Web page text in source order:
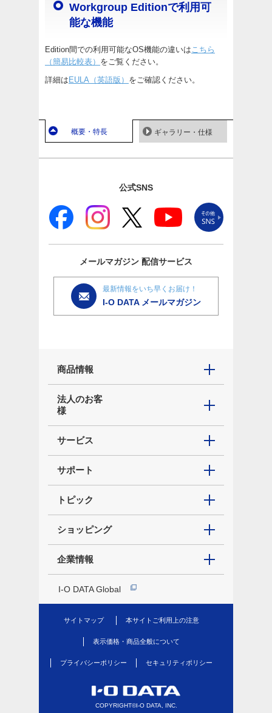
Workgroup Editionで利用可
能な機能
Edition間での利用可能なOS機能の違いはこちら
（簡易比較表） をご覧ください。
詳細は EULA（英語版） をご確認ください。
概要・特長 ギャラリー・仕様
公式SNS
メールマガジン 配信サービス
最新情報をいち早くお届け！
I-O DATA メールマガジン
商品情報
法人のお客
様
サービス
サポート
トピック
ショッピング
企業情報
I-O DATA Global
サイトマップ 本サイトご利用上の注意
表示価格・商品全般について
プライバシーポリシー セキュリティポリシー
COPYRIGHT©I-O DATA, INC.